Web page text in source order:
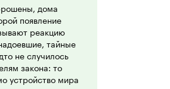
дома
появление
реакцию
тайные
не случилось
закона: то
устройство мира